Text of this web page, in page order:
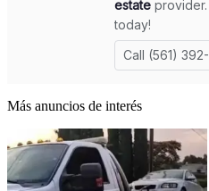
Más anuncios de interés